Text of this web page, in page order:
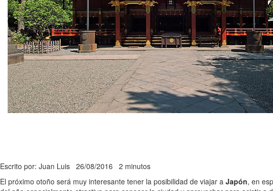
Escrito por: Juan Luis 26/08/2016 2 minutos
El próximo otoño será muy interesante tener la posibilidad de viajar a Japón, en